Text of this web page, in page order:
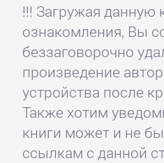
!!! Загружая данную
ознакомления, Вы
беззаговорочно
произведение
устройства после
Также хотим
книги может и не
ссылкам с данной